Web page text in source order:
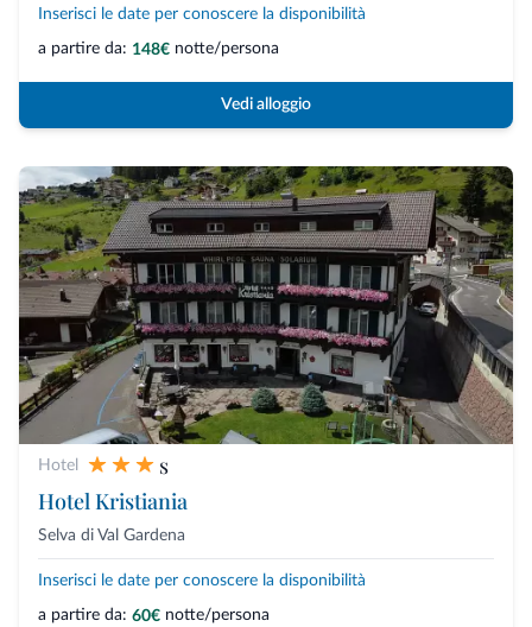
Inserisci le date per conoscere la disponibilità
a partire da: 148€ notte/persona
Vedi alloggio
Hotel
s
Hotel Kristiania
Selva di Val Gardena
Inserisci le date per conoscere la disponibilità
a partire da: 60€ notte/persona